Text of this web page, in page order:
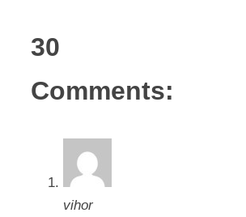
30
Comments:
vihor